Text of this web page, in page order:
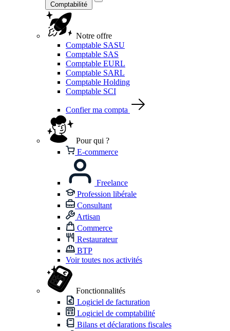
Comptabilité
Notre offre
Comptable SASU
Comptable SAS
Comptable EURL
Comptable SARL
Comptable Holding
Comptable SCI
Confier ma compta
Pour qui ?
E-commerce
Freelance
Profession libérale
Consultant
Artisan
Commerce
Restaurateur
BTP
Voir toutes nos activités
Fonctionnalités
Logiciel de facturation
Logiciel de comptabilité
Bilans et déclarations fiscales